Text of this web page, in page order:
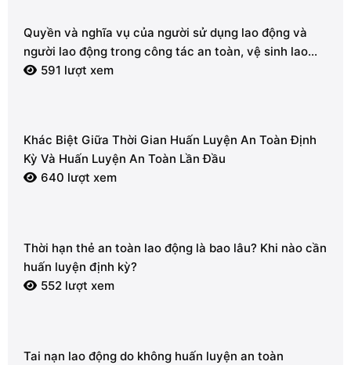
Quyền và nghĩa vụ của người sử dụng lao động và
người lao động trong công tác an toàn, vệ sinh lao
động591 lượt xem
Khác Biệt Giữa Thời Gian Huấn Luyện An Toàn Định
Kỳ Và Huấn Luyện An Toàn Lần Đầu
640 lượt xem
Thời hạn thẻ an toàn lao động là bao lâu? Khi nào cần
huấn luyện định kỳ?
552 lượt xem
Tai nạn lao động do không huấn luyện an toàn